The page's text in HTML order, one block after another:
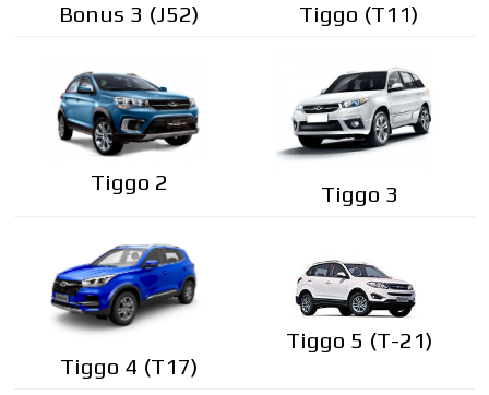
Bonus 3 (J52) Tiggo (T11)
Tiggo 2 Tiggo 3
Tiggo 4 (T17)
Tiggo 5 (T-21)